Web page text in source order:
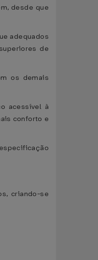
desde que
adequados
de
os demais
acessível à
conforto e
criando-se